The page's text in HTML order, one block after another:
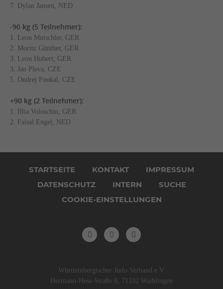
7. Dylan Jansen, NED
-90 kg (5 Teilnehmer):
1. Leon Mutschler, GER
2. Moritz Günther, GER
3. Leon Hubert, GER
3. Jan Pleva, CZE
5. Ondrej Foukal, CZE
+90 kg (2 Teilnehmer):
1. Illia Voloschin, GER
2. Faisal Engel, NED
überspringenSTARTSEITE KONTAKT
IMPRESSUM
DATENSCHUTZ
INTERN
SUCHE
COOKIE-EINSTELLUNGEN
Württembergischer Judo-Verband e.V.
Hermann-Hess-Straße 8, 71332 Waiblingen